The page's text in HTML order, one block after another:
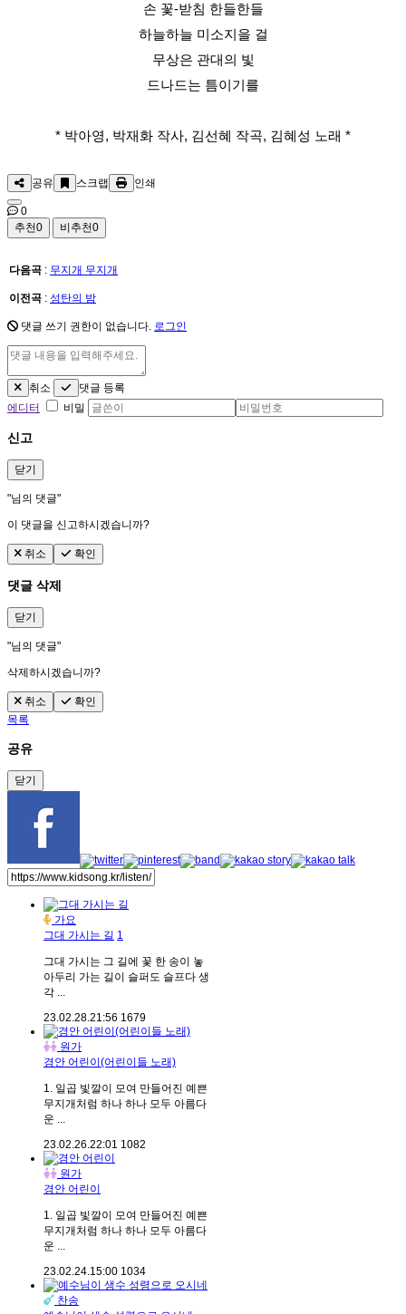
손 꽃-받침 한들한들
하늘하늘 미소지을 걸
무상은 관대의 빛
드나드는 틈이기를
* 박아영, 박재화 작사, 김선혜 작곡, 김혜성 노래 *
공유 스크랩 인쇄
0
추천0 비추천0
다음곡 : 무지개 무지개
이전곡 : 성탄의 밤
댓글 쓰기 권한이 없습니다. 로그인
취소
댓글 등록
에디터
비밀
신고
닫기
"님의 댓글"
이 댓글을 신고하시겠습니까?
취소 확인
댓글 삭제
닫기
"님의 댓글"
삭제하시겠습니까?
취소
확인
목록
공유
닫기
가요
그대 가시는 길 1
그대 가시는 그 길에 꽃 한 송이 놓
아두리 가는 길이 슬퍼도 슬프다 생
각 ...
23.02.28. 21:56 1679
원가
경안 어린이(어린이들 노래)
1. 일곱 빛깔이 모여 만들어진 예쁜
무지개처럼 하나 하나 모두 아름다
운 ...
23.02.26. 22:01 1082
원가
경안 어린이
1. 일곱 빛깔이 모여 만들어진 예쁜
무지개처럼 하나 하나 모두 아름다
운 ...
23.02.24. 15:00 1034
찬송